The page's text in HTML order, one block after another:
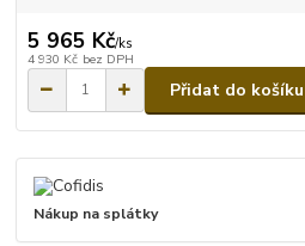
5 965 Kč/ks
4 930 Kč bez DPH
Přidat do košíku
Nákup na splátky